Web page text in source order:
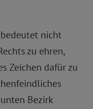
nicht
zu ehren,
Zeichen dafür zu
Bezirk